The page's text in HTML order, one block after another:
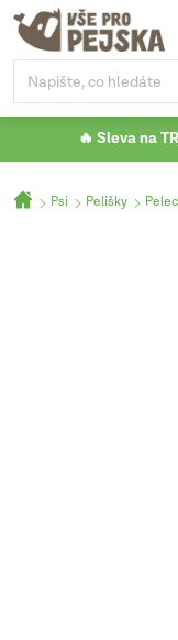
Přejít
obsah
🔥 Sleva na
Domů
Psi Pelíšky